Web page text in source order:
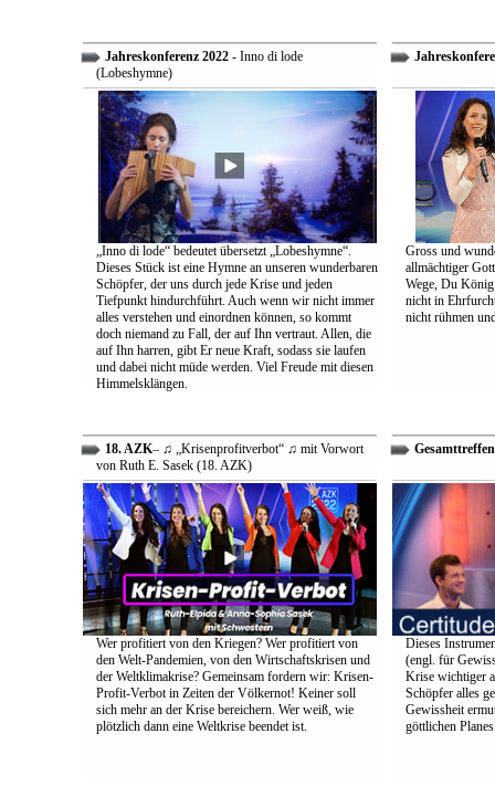
Jahreskonferenz 2022- Inno di lode
(Lobeshymne)
„Inno di lode“ bedeutet übersetzt „Lobeshymne“.
Dieses Stück ist eine Hymne an unseren wunderbaren
Schöpfer, der uns durch jede Krise und jeden
Tiefpunkt hindurchführt. Auch wenn wir nicht immer
alles verstehen und einordnen können, so kommt
doch niemand zu Fall, der auf Ihn vertraut. Allen, die
auf Ihn harren, gibt Er neue Kraft, sodass sie laufen
und dabei nicht müde werden. Viel Freude mit diesen
Himmelsklängen.
Gross und
allmächtiger
Wege, Du
nicht in
nicht rühmen
18. AZK– ♫ „Krisenprofitverbot“ ♫ mit Vorwort
von Ruth E. Sasek (18. AZK)
Wer profitiert von den Kriegen? Wer profitiert von
den Welt-Pandemien, von den Wirtschaftskrisen und
der Weltklimakrise? Gemeinsam fordern wir: Krisen-
Profit-Verbot in Zeiten der Völkernot! Keiner soll
sich mehr an der Krise bereichern. Wer weiß, wie
plötzlich dann eine Weltkrise beendet ist.
Dieses
(engl. für
Krise wichtiger
Schöpfer alles
Gewissheit
göttlichen